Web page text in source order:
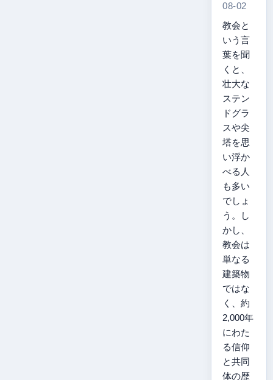
08-02
教会と
いう言
葉を聞
くと、
壮大な
ステン
ドグラ
スや尖
塔を思
い浮か
べる人
も多い
でしょ
う。し
かし、
教会は
単なる
建築物
ではな
く、約
2,000年
にわた
る信仰
と共同
体の歴